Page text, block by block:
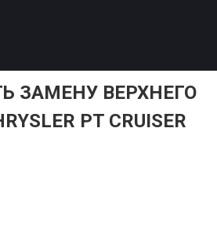
ЗАМЕНУ ВЕРХНЕГО
PT CRUISER